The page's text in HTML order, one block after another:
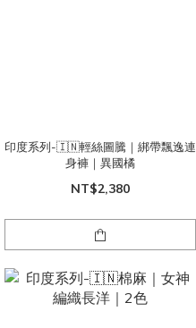
印度系列-🇮🇳輕絲圖騰｜綁帶飄逸連
身褲｜異國橘
NT$2,380